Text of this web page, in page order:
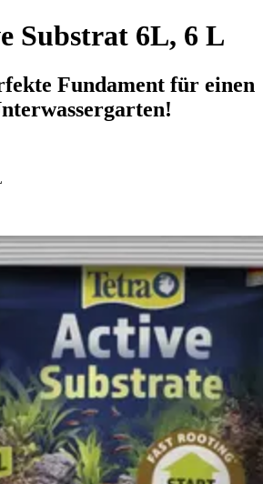
Substrat 6L, 6 L
Fundament für einen